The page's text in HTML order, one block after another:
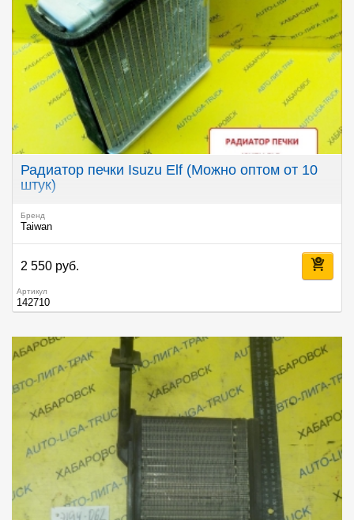
Радиатор печки Isuzu Elf (Можно оптом от 10
штук)
Бренд
Taiwan
2 550 руб.
Артикул
142710